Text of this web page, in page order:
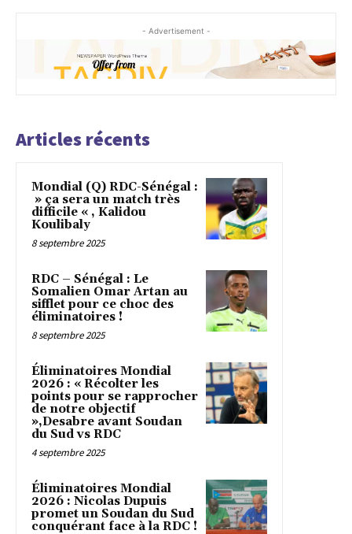
- Advertisement -
Articles récents
Mondial (Q) RDC-Sénégal :
» ça sera un match très
difficile « , Kalidou
Koulibaly
8 septembre 2025
RDC – Sénégal : Le
Somalien Omar Artan au
sifflet pour ce choc des
éliminatoires !
8 septembre 2025
Éliminatoires Mondial
2026 : « Récolter les
points pour se rapprocher
de notre objectif
»,Desabre avant Soudan
du Sud vs RDC
4 septembre 2025
Éliminatoires Mondial
2026 : Nicolas Dupuis
promet un Soudan du Sud
conquérant face à la RDC !